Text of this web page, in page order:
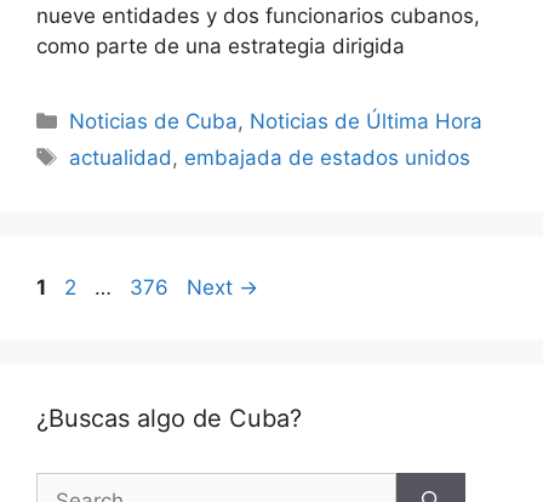
nueve entidades y dos funcionarios cubanos,
como parte de una estrategia dirigida
Categories
Noticias de Cuba, Noticias de Última Hora
Tags
actualidad , embajada de estados unidos
Page
1 Page
2 … Page
376 Next →
¿Buscas algo de Cuba?